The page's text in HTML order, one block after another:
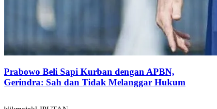
Prabowo Beli Sapi Kurban dengan APBN,
Gerindra: Sah dan Tidak Melanggar Hukum